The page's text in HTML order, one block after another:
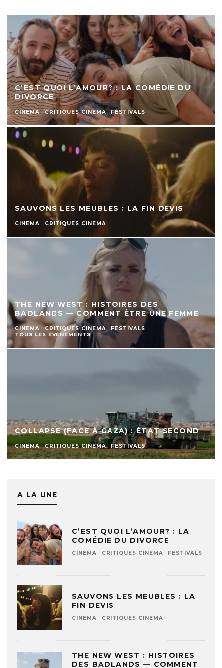
C’EST QUOI L’AMOUR? : LA COMÉDIE DU
DIVORCE
CINEMA CRITIQUES CINEMA FESTIVALS
SAUVONS LES MEUBLES : LA FIN DEVIS
CINEMA CRITIQUES CINEMA
THE NEW WEST : HISTOIRES DES
BADLANDS — COMMENT ÊTRE UNE FEMME
CINEMA CRITIQUES CINEMA
FESTIVALS
TOUS LES ÉVÈNEMENTS
COLLAPSE (FACE À GAZA) : ÉTAT SECOND
CINEMA CRITIQUES CINEMA FESTIVALS
A LA UNE
C’EST QUOI L’AMOUR? : LA
COMÉDIE DU DIVORCE
CINEMA CRITIQUES CINEMA FESTIVALS
SAUVONS LES MEUBLES : LA
FIN DEVIS
CINEMA CRITIQUES CINEMA
THE NEW WEST : HISTOIRES
DES BADLANDS — COMMENT